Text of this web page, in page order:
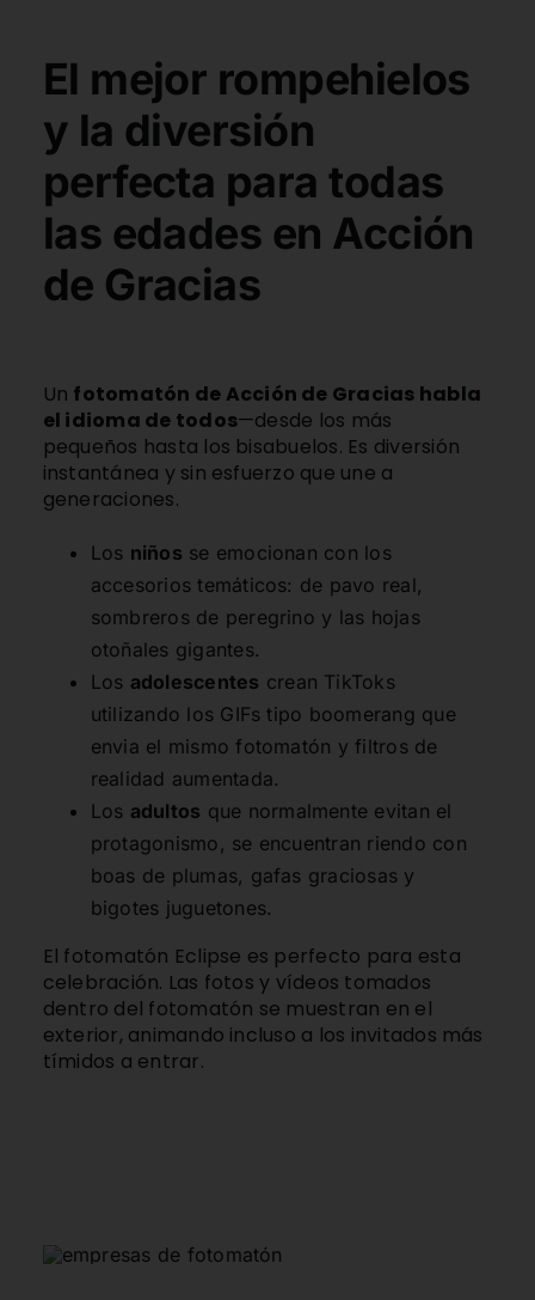
El mejor rompehielos
y la diversión
perfecta para todas
las edades en Acción
de Gracias
Un fotomatón de Acción de Gracias habla
el idioma de todos—desde los más
pequeños hasta los bisabuelos. Es diversión
instantánea y sin esfuerzo que une a
generaciones.
Los niños se emocionan con los
accesorios temáticos: de pavo real,
sombreros de peregrino y las hojas
otoñales gigantes.
Los adolescentes crean TikToks
utilizando los GIFs tipo boomerang que
envia el mismo fotomatón y filtros de
realidad aumentada.
Los adultos que normalmente evitan el
protagonismo, se encuentran riendo con
boas de plumas, gafas graciosas y
bigotes juguetones.
El fotomatón Eclipse es perfecto para esta
celebración. Las fotos y vídeos tomados
dentro del fotomatón se muestran en el
exterior, animando incluso a los invitados más
tímidos a entrar.